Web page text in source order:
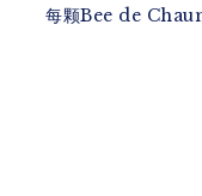
每颗Bee de